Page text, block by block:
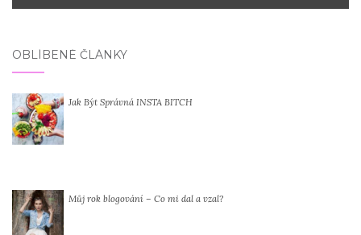
OBLÍBENÉ ČLÁNKY
Jak Být Správná INSTA BITCH
Můj rok blogování – Co mi dal a vzal?